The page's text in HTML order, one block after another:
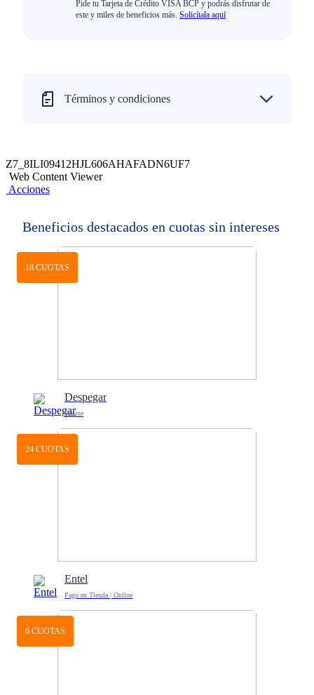
Pide tu Tarjeta de Crédito VISA BCP y podrás disfrutar de
este y miles de beneficios más. Solicítala aquí
Términos y condiciones
Z7_8ILI09412HJL606AHAFADN6UF7
Web Content Viewer
Acciones
Beneficios destacados en cuotas sin intereses
18 CUOTAS
Despegar
Online
24 CUOTAS
Entel
Pago en Tienda | Online
6 CUOTAS